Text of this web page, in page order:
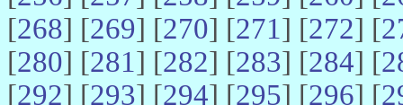
[268] [269] [270] [271] [272] [
[280] [281] [282] [283] [284] [
[292] [293] [294] [295] [296] [